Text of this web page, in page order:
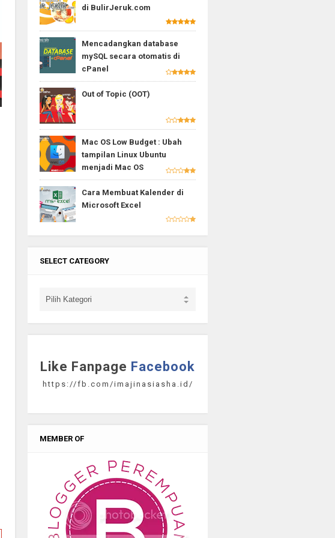
di BulirJeruk.com
Mencadangkan database
mySQL secara otomatis di
cPanel
Out of Topic (OOT)
Mac OS Low Budget : Ubah
tampilan Linux Ubuntu
menjadi Mac OS
Cara Membuat Kalender di
Microsoft Excel
SELECT CATEGORY
Like Fanpage Facebook
https://fb.com/imajinasiasha.id/
MEMBER OF